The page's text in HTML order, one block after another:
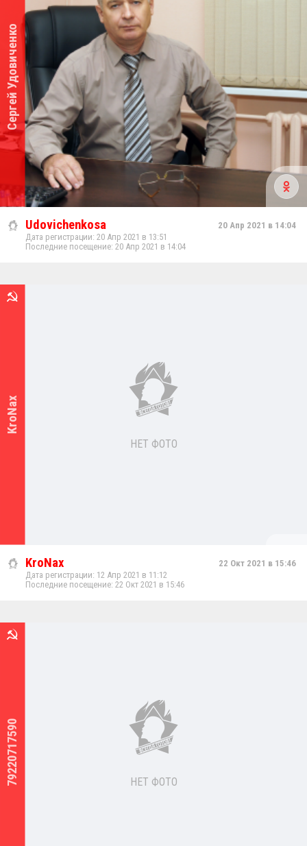
Сергей Удовиченко
Udovichenkosa
20 Апр 2021 в 14:04
Дата регистрации: 20 Апр 2021 в 13:51
Последние посещение: 20 Апр 2021 в 14:04
НЕТ ФОТО
KroNax
KroNax
22 Окт 2021 в 15:46
Дата регистрации: 12 Апр 2021 в 11:12
Последние посещение: 22 Окт 2021 в 15:46
НЕТ ФОТО
79220717590